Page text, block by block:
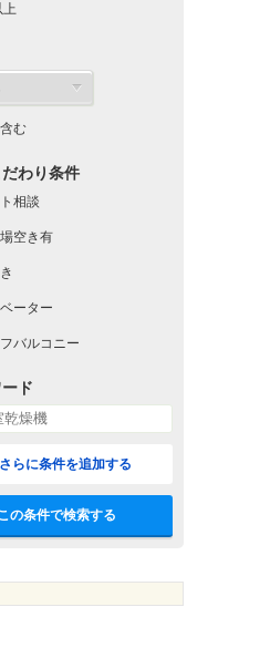
上
む
だわり条件
相談
空き有
ーター
バルコニー
ド
さらに条件を追加する
の条件で検索する